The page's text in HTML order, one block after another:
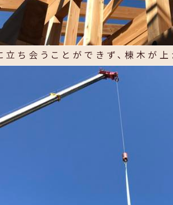
立ち会うことができず、棟木が